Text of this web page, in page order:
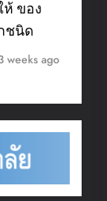
ห้ ของ
ชนิด
weeks ago